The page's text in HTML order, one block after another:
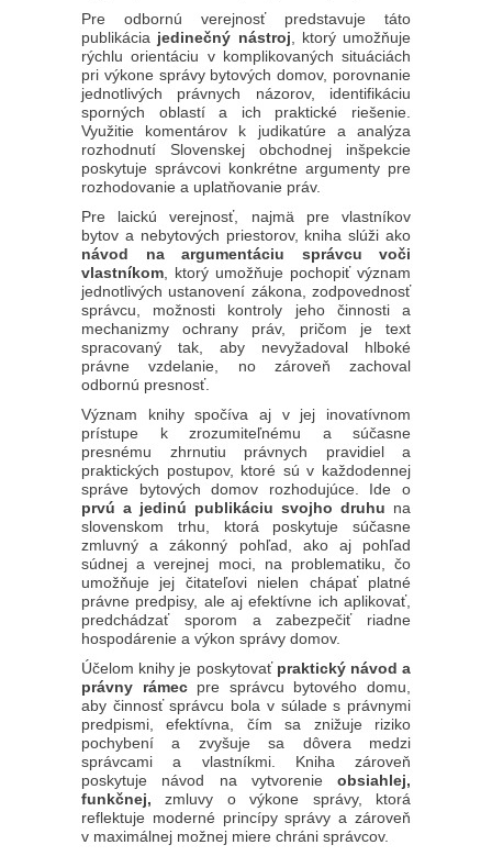
Pre odbornú verejnosť predstavuje táto
publikácia jedinečný nástroj, ktorý umožňuje
rýchlu orientáciu v komplikovaných situáciách
pri výkone správy bytových domov, porovnanie
jednotlivých právnych názorov, identifikáciu
sporných oblastí a ich praktické riešenie.
Využitie komentárov k judikatúre a analýza
rozhodnutí Slovenskej obchodnej inšpekcie
poskytuje správcovi konkrétne argumenty pre
rozhodovanie a uplatňovanie práv.
Pre laickú verejnosť, najmä pre vlastníkov
bytov a nebytových priestorov, kniha slúži ako
návod na argumentáciu správcu voči
vlastníkom, ktorý umožňuje pochopiť význam
jednotlivých ustanovení zákona, zodpovednosť
správcu, možnosti kontroly jeho činnosti a
mechanizmy ochrany práv, pričom je text
spracovaný tak, aby nevyžadoval hlboké
právne vzdelanie, no zároveň zachoval
odbornú presnosť.
Význam knihy spočíva aj v jej inovatívnom
prístupe k zrozumiteľnému a súčasne
presnému zhrnutiu právnych pravidiel a
praktických postupov, ktoré sú v každodennej
správe bytových domov rozhodujúce. Ide o
prvú a jedinú publikáciu svojho druhu na
slovenskom trhu, ktorá poskytuje súčasne
zmluvný a zákonný pohľad, ako aj pohľad
súdnej a verejnej moci, na problematiku, čo
umožňuje jej čitateľovi nielen chápať platné
právne predpisy, ale aj efektívne ich aplikovať,
predchádzať sporom a zabezpečiť riadne
hospodárenie a výkon správy domov.
Účelom knihy je poskytovať praktický návod a
právny rámecpre správcu bytového domu,
aby činnosť správcu bola v súlade s právnymi
predpismi, efektívna, čím sa znižuje riziko
pochybení a zvyšuje sa dôvera medzi
správcami a vlastníkmi. Kniha zároveň
poskytuje návod na vytvorenie obsiahlej,
funkčnej,zmluvy o výkone správy, ktorá
reflektuje moderné princípy správy a zároveň
v maximálnej možnej miere chráni správcov.